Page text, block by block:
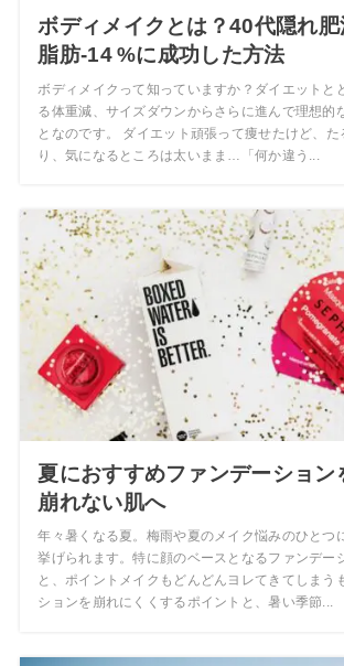
ボディメイクとは？40代隠れ
脂肪‑14 %に成功した方法
ボディメイクって知っていますか？ダイエットと
る体重減、サイズダウンからさらに進んで理想的
となのです。 ダイエット頑張って痩せたけど、た
り、気になるところは太いまま…「何か違う...
夏におすすめファンデーション
崩れない肌へ
年々暑くなる夏。梅雨や夏のメイク悩みのひとつ
挙げられます。特に顔のベースとなるファンデー
と、ポイントメイクもどんどんヨレてきてしまう
ションを崩れにくくするポイントと、暑い季節...